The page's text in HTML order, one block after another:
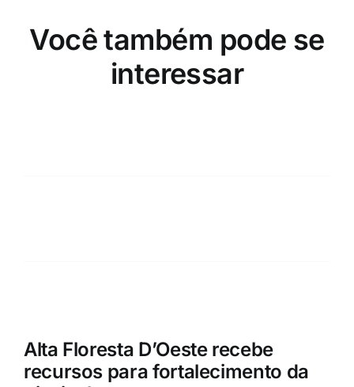
Você também pode se
interessar
Alta Floresta D’Oeste recebe
recursos para fortalecimento da